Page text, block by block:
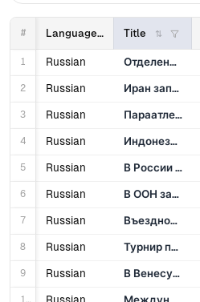
# Language Title
1 Russian Отделение ФАО для связи с РФ подвело итоги 10-летней работы
2 Russian Иран запустил первую в исламском мире платформу для научного обмена
3 Russian Параатлеты из ОАЭ выиграли 44 медали на международном турнире в Шардже
4 Russian Индонезийский министр рассказала о стремлении страны стать лидером в сфере ИИ в Юго-Восточной Азии
5 Russian В России создали центр развития мРНК-технологий для разработки инновационных лекарств
6 Russian В ООН заявили о перспективах Эфиопии стать ведущим экспортером продовольствия
7 Russian Въездной турпоток в ЮАР вырос на 5,1% в 2024 году
8 Russian Турнир по джиу-джитсу собрал участников со всего мира в Москве
9 Russian В Венесуэле запустили образовательную программу по изучению истории и культуры Египта
10